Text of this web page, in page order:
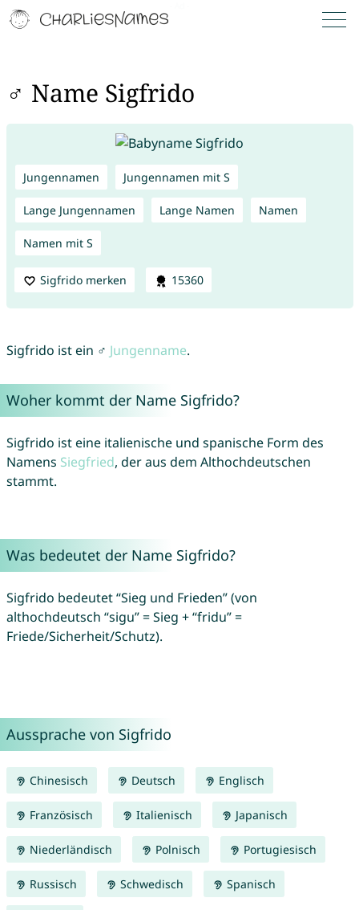
♂ Name Sigfrido
Jungennamen Jungennamen mit S
Lange Jungennamen Lange Namen Namen
Namen mit S
Sigfrido merken 15360
Sigfrido ist ein ♂ Jungenname.
Woher kommt der Name Sigfrido?
Sigfrido ist eine italienische und spanische Form des
Namens Siegfried, der aus dem Althochdeutschen
stammt.
Was bedeutet der Name Sigfrido?
Sigfrido bedeutet “Sieg und Frieden” (von
althochdeutsch “sigu” = Sieg + “fridu” =
Friede/Sicherheit/Schutz).
Aussprache von Sigfrido
Chinesisch Deutsch Englisch
Französisch Italienisch Japanisch
Niederländisch Polnisch Portugiesisch
Russisch Schwedisch Spanisch